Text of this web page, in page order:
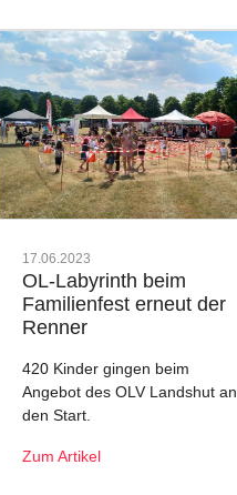
17.06.2023
OL-Labyrinth beim
Familienfest erneut der
Renner
420 Kinder gingen beim
Angebot des OLV Landshut an
den Start.
Zum Artikel